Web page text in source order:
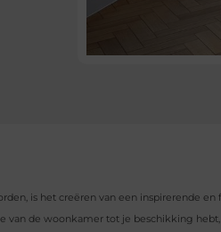
is het creëren van een inspirerende
de woonkamer tot je beschikking